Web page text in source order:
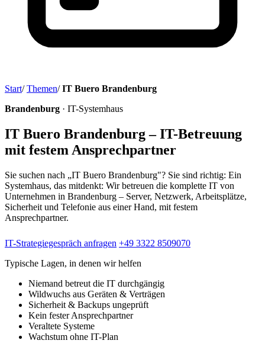
Start/ Themen/ IT Buero Brandenburg
Brandenburg · IT-Systemhaus
IT Buero Brandenburg – IT-Betreuung
mit festem Ansprechpartner
Sie suchen nach „IT Buero Brandenburg"? Sie sind richtig: Ein
Systemhaus, das mitdenkt: Wir betreuen die komplette IT von
Unternehmen in Brandenburg – Server, Netzwerk, Arbeitsplätze,
Sicherheit und Telefonie aus einer Hand, mit festem
Ansprechpartner.
IT-Strategiegespräch anfragen +49 3322 8509070
Typische Lagen, in denen wir helfen
Niemand betreut die IT durchgängig
Wildwuchs aus Geräten & Verträgen
Sicherheit & Backups ungeprüft
Kein fester Ansprechpartner
Veraltete Systeme
Wachstum ohne IT-Plan